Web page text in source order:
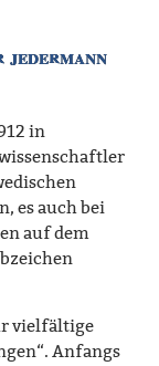
in
es auch bei
auf dem
vielfältige
Anfangs